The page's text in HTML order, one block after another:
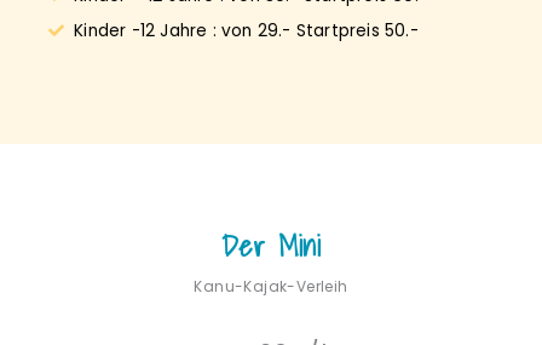
Kinder -12 Jahre : von 29.- Startpreis 50.-
Der Mini
Kanu-Kajak-Verleih